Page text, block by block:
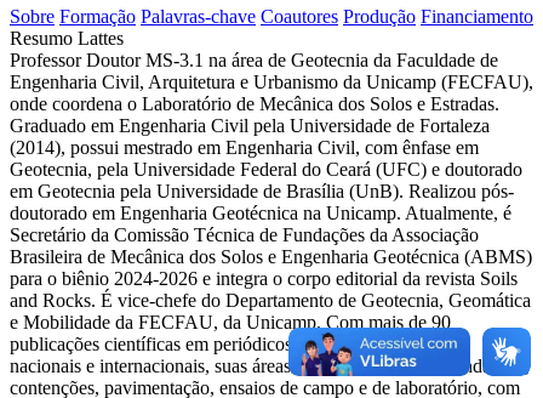
Sobre Formação Palavras-chave Coautores Produção Financiamento
Resumo Lattes
Professor Doutor MS-3.1 na área de Geotecnia da Faculdade de
Engenharia Civil, Arquitetura e Urbanismo da Unicamp (FECFAU),
onde coordena o Laboratório de Mecânica dos Solos e Estradas.
Graduado em Engenharia Civil pela Universidade de Fortaleza
(2014), possui mestrado em Engenharia Civil, com ênfase em
Geotecnia, pela Universidade Federal do Ceará (UFC) e doutorado
em Geotecnia pela Universidade de Brasília (UnB). Realizou pós-
doutorado em Engenharia Geotécnica na Unicamp. Atualmente, é
Secretário da Comissão Técnica de Fundações da Associação
Brasileira de Mecânica dos Solos e Engenharia Geotécnica (ABMS)
para o biênio 2024-2026 e integra o corpo editorial da revista Soils
and Rocks. É vice-chefe do Departamento de Geotecnia, Geomática
e Mobilidade da FECFAU, da Unicamp. Com mais de 90
publicações científicas em periódicos e anais de congressos
nacionais e internacionais, suas áreas de atuação incluem fundações,
contenções, pavimentação, ensaios de campo e de laboratório, com